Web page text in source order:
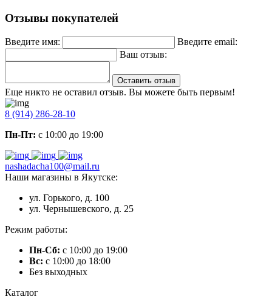
Отзывы покупателей
Введите имя:
Введите email:
Ваш отзыв:
Оставить отзыв
Еще никто не оставил отзыв. Вы можете быть первым!
8 (914) 286-28-10
Пн-Пт: с 10:00 до 19:00
nashadacha100@mail.ru
Наши магазины в Якутске:
ул. Горького, д. 100
ул. Чернышевского, д. 25
Режим работы:
Пн-Сб: с 10:00 до 19:00
Вс: с 10:00 до 18:00
Без выходных
Каталог